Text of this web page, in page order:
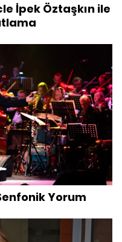
İpek Öztaşkın ile
Yorum